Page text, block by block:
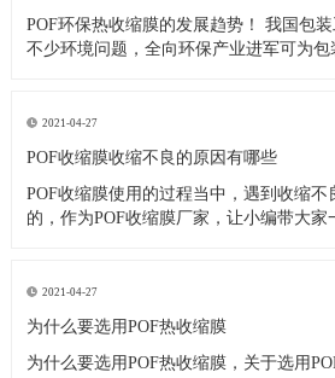
POF环保热收缩膜的发展趋势！ 我国包
不少环境问题，全向环保产业进军可为
减量化、无害化、资源化方向处理的条件
物循环
2021-04-27
POF收缩膜收缩不良的原因有哪些
POF收缩膜使用的过程当中，遇到收缩
的，作为POF收缩膜厂家，让小编带大家
面会出现褶皱。一般POF收缩膜大致可使
2021-04-27
为什么要选用POF热收缩膜
为什么要选用POF热收缩膜，关于选用